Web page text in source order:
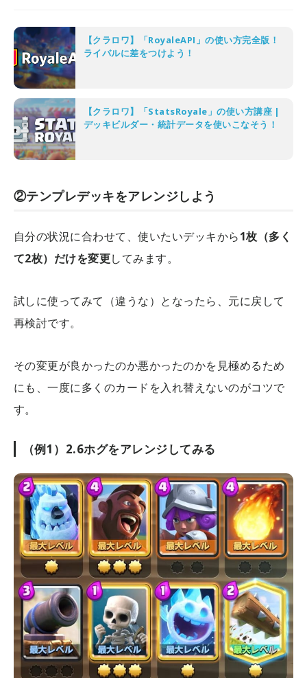
【クラロワ】「RoyaleAPI」の使い方完全版！
ライバルに差をつけよう！
【クラロワ】「StatsRoyale」の使い方講座 |
デッキビルダー・統計データを使いこなそう！
②テンプレデッキをアレンジしよう
自分の状況に合わせて、使いたいデッキから1枚（多く
て2枚）だけを変更してみます。
試しに使ってみて（違うな）となったら、元に戻して
再検討です。
その変更が良かったのか悪かったのかを見極めるため
にも、一度に多くのカードを入れ替えないのがコツで
す。
（例1）2.6ホグをアレンジしてみる